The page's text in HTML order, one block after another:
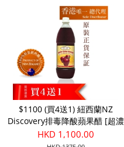
$1100 (買4送1) 紐西蘭NZ
Discovery排毒降酸蘋果醋 [超濃
縮]1升
HKD 1,100.00